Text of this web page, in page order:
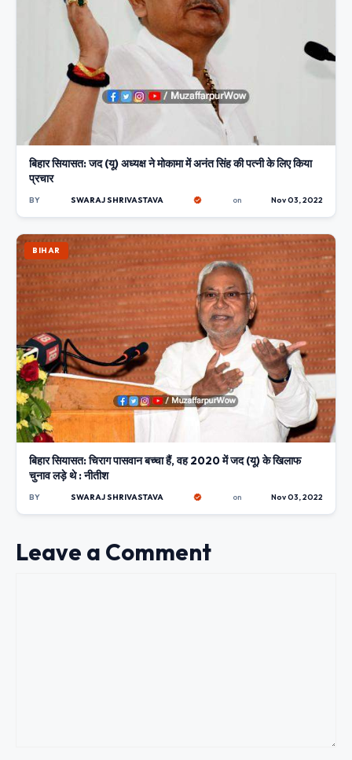
बिहार सियासत: जद (यू) अध्यक्ष ने मोकामा में अनंत सिंह की पत्नी के लिए किया
प्रचार
BY SWARAJ SHRIVASTAVA on Nov 03, 2022
BIHAR
बिहार सियासत: चिराग पासवान बच्चा हैं, वह 2020 में जद (यू) के खिलाफ
चुनाव लड़े थे : नीतीश
BY SWARAJ SHRIVASTAVA on Nov 03, 2022
Leave a Comment